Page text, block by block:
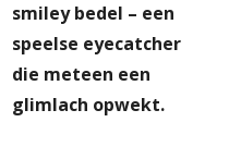
smiley bedel – een
speelse eyecatcher
die meteen een
glimlach opwekt.